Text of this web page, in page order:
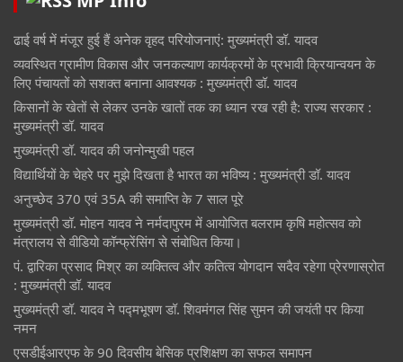
ढाई वर्ष में मंजूर हुई हैं अनेक वृहद परियोजनाएं: मुख्यमंत्री डॉ. यादव
व्यवस्थित ग्रामीण विकास और जनकल्याण कार्यक्रमों के प्रभावी क्रियान्वयन के
लिए पंचायतों को सशक्त बनाना आवश्यक : मुख्यमंत्री डॉ. यादव
किसानों के खेतों से लेकर उनके खातों तक का ध्यान रख रही है: राज्य सरकार :
मुख्यमंत्री डॉ. यादव
मुख्यमंत्री डॉ. यादव की जनोन्मुखी पहल
विद्यार्थियों के चेहरे पर मुझे दिखता है भारत का भविष्य : मुख्यमंत्री डॉ. यादव
अनुच्छेद 370 एवं 35A की समाप्ति के 7 साल पूरे
मुख्यमंत्री डॉ. मोहन यादव ने नर्मदापुरम में आयोजित बलराम कृषि महोत्सव को
मंत्रालय से वीडियो कॉन्फ्रेंसिंग से संबोधित किया।
पं. द्वारिका प्रसाद मिश्र का व्यक्तित्व और कतित्व योगदान सदैव रहेगा प्रेरणास्रोत
: मुख्यमंत्री डॉ. यादव
मुख्यमंत्री डॉ. यादव ने पद्मभूषण डॉ. शिवमंगल सिंह सुमन की जयंती पर किया
नमन
एसडीईआरएफ के 90 दिवसीय बेसिक प्रशिक्षण का सफल समापन